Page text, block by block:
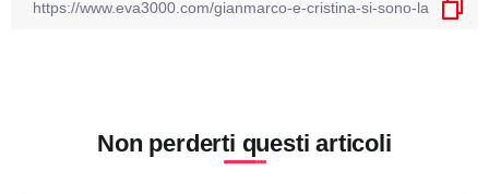
Non perderti questi articoli